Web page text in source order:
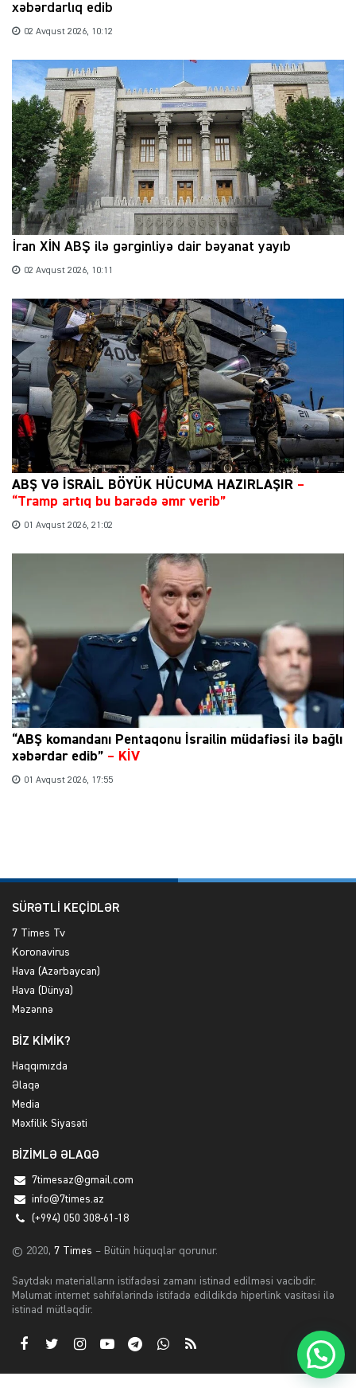
xəbərdarlıq edib
02 Avqust 2026, 10:12
İran XİN ABŞ ilə gərginliyə dair bəyanat yayıb
02 Avqust 2026, 10:11
ABŞ VƏ İSRAİL BÖYÜK HÜCUMA HAZIRLAŞIR –
“Tramp artıq bu barədə əmr verib”
01 Avqust 2026, 21:02
“ABŞ komandanı Pentaqonu İsrailin müdafiəsi ilə bağlı
xəbərdar edib” – KİV
01 Avqust 2026, 17:55
SÜRƏTLİ KEÇİDLƏR
7 Times Tv
Koronavirus
Hava (Azərbaycan)
Hava (Dünya)
Məzənnə
BİZ KİMİK?
Haqqımızda
Əlaqə
Media
Məxfilik Siyasəti
BİZİMLƏ ƏLAQƏ
7timesaz@gmail.com
info@7times.az
(+994) 050 308-61-18
© 2020, 7 Times – Bütün hüquqlar qorunur.
Saytdakı materialların istifadəsi zamanı istinad edilməsi vacibdir.
Məlumat internet səhifələrində istifadə edildikdə hiperlink vasitəsi ilə
istinad mütləqdir.